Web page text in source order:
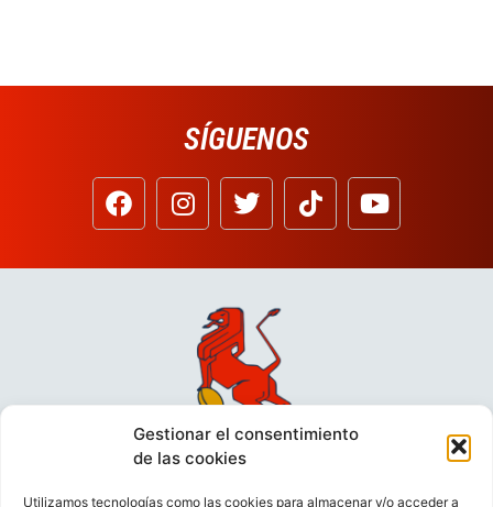
Gestionar el consentimiento
de las cookies
Utilizamos tecnologías como las cookies para almacenar y/o acceder a
SÍGUENOS